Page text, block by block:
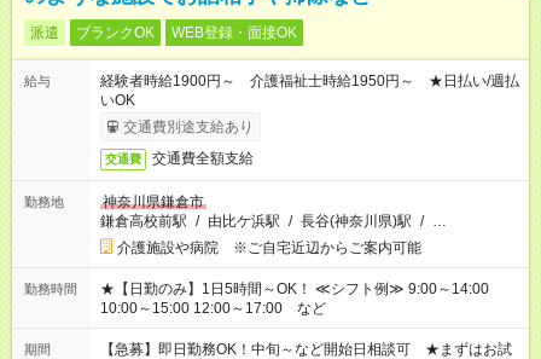
派遣 ブランクOK WEB登録・面接OK
給与
経験者時給1900円～ 介護福祉士時給1950円～ ★日払い/週払
いOK
交通費別途支給あり
交通費 交通費全額支給
勤務地
神奈川県鎌倉市
鎌倉高校前駅 / 由比ケ浜駅 / 長谷(神奈川県)駅 / …
介護施設や病院 ※ご自宅近辺からご案内可能
勤務時間
★【日勤のみ】1日5時間～OK！ ≪シフト例≫ 9:00～14:00
10:00～15:00 12:00～17:00 など
期間
【急募】即日勤務OK！中旬～など開始日相談可 ★まずはお試